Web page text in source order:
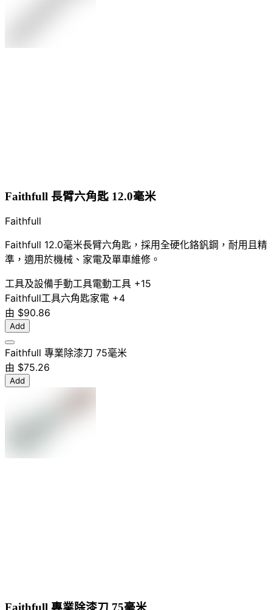
Faithfull 長臂六角匙 12.0毫米
Faithfull
Faithfull 12.0毫米長臂六角匙，採用全硬化鉻釩鋼，耐用且精
準，適用於機械、家電及單車維修。
工具及設備手動工具電動工具 +15
Faithfull工具六角匙家電 +4
由 $90.86
Add
Faithfull 專業除漆刀 75毫米
由 $75.26
Add
Faithfull 專業除漆刀 75毫米